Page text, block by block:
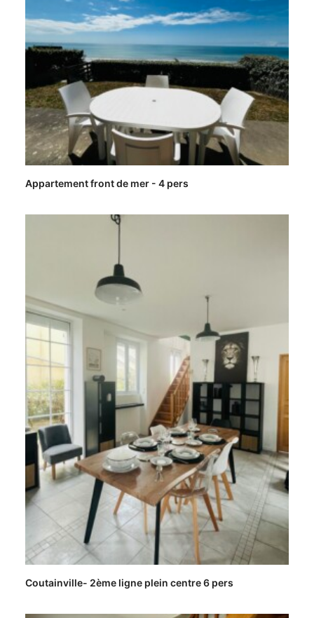
Appartement front de mer - 4 pers
Coutainville- 2ème ligne plein centre 6 pers